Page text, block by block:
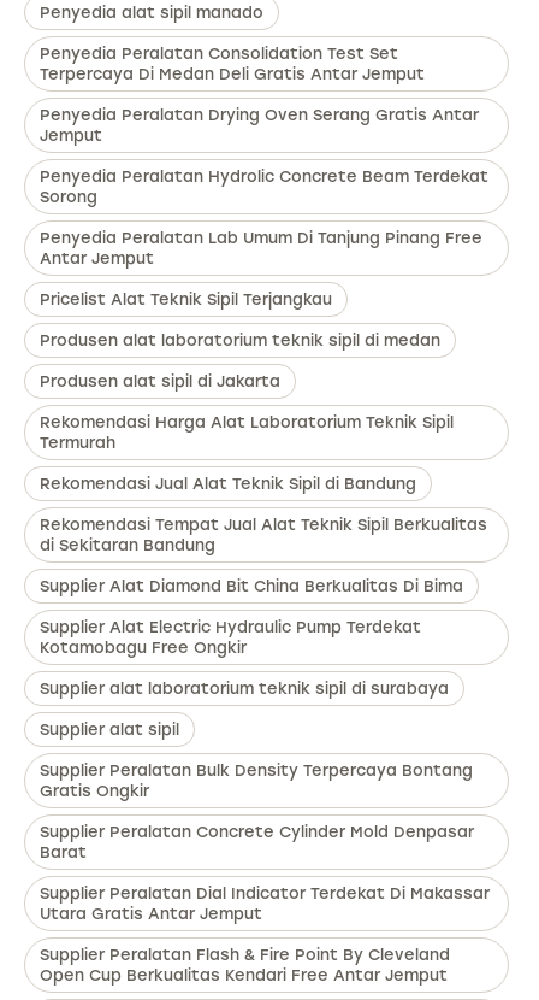
Penyedia alat sipil manado
Penyedia Peralatan Consolidation Test Set
Terpercaya Di Medan Deli Gratis Antar Jemput
Penyedia Peralatan Drying Oven Serang Gratis Antar
Jemput
Penyedia Peralatan Hydrolic Concrete Beam Terdekat
Sorong
Penyedia Peralatan Lab Umum Di Tanjung Pinang Free
Antar Jemput
Pricelist Alat Teknik Sipil Terjangkau
Produsen alat laboratorium teknik sipil di medan
Produsen alat sipil di Jakarta
Rekomendasi Harga Alat Laboratorium Teknik Sipil
Termurah
Rekomendasi Jual Alat Teknik Sipil di Bandung
Rekomendasi Tempat Jual Alat Teknik Sipil Berkualitas
di Sekitaran Bandung
Supplier Alat Diamond Bit China Berkualitas Di Bima
Supplier Alat Electric Hydraulic Pump Terdekat
Kotamobagu Free Ongkir
Supplier alat laboratorium teknik sipil di surabaya
Supplier alat sipil
Supplier Peralatan Bulk Density Terpercaya Bontang
Gratis Ongkir
Supplier Peralatan Concrete Cylinder Mold Denpasar
Barat
Supplier Peralatan Dial Indicator Terdekat Di Makassar
Utara Gratis Antar Jemput
Supplier Peralatan Flash & Fire Point By Cleveland
Open Cup Berkualitas Kendari Free Antar Jemput